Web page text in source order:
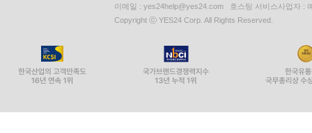
이메일 : yes24help@yes24.com 호스팅 서비스사업자 :
Copyright ⓒ YES24 Corp. All Rights Reserved.